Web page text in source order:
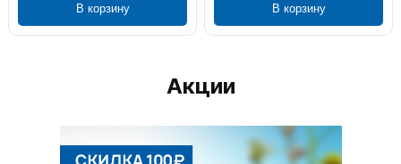
В корзину В корзину
Акции